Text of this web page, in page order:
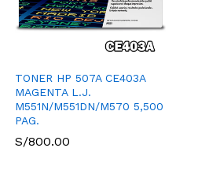
TONER HP 507A CE403A
MAGENTA L.J.
M551N/M551DN/M570 5,500
PAG.
S/800.00